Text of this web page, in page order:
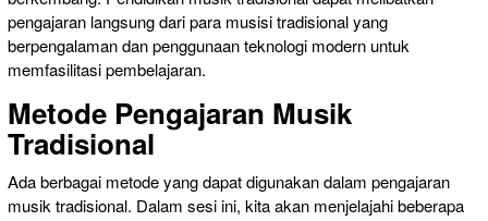
pengajaran langsung dari para musisi tradisional yang
berpengalaman dan penggunaan teknologi modern untuk
memfasilitasi pembelajaran.
Metode Pengajaran Musik
Tradisional
Ada berbagai metode yang dapat digunakan dalam pengajaran
musik tradisional. Dalam sesi ini, kita akan menjelajahi beberapa